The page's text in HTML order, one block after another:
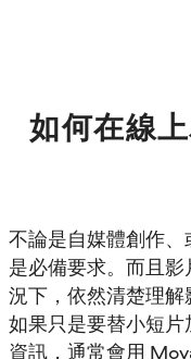
如何在線
不論是自媒體創作
是必備要求。而且
況下，依然清楚理解
如果只是要替小短
資訊，通常會用